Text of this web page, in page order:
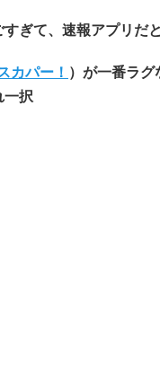
ぎて、速報アプリだ
カパー！ ）が一番ラグ
一択